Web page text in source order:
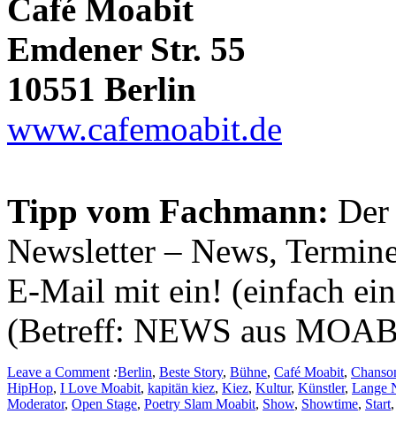
Café Moabit
Emdener Str. 55
10551 Berlin
www.cafemoabit.de
Tipp vom Fachmann:
Newsletter – News,
E-Mail mit ein! (einfach
(Betreff: NEWS aus
Leave a Comment :Berlin, Beste Story, Bühne, Café Moabit,
HipHop, I Love Moabit, kapitän kiez, Kiez, Kultur, Künstler, Lange
Moderator, Open Stage, Poetry Slam Moabit, Show, Showtime, Start